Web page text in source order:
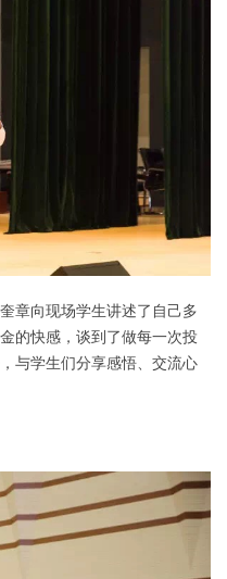
章向现场学生讲述了自己多
的快感， 谈到了做每一次投
与学生们分享感悟、交流心